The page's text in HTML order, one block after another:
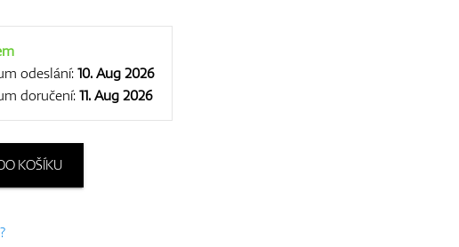
odeslání:10. Aug 2026
doručení:11. Aug 2026
KOŠÍKU